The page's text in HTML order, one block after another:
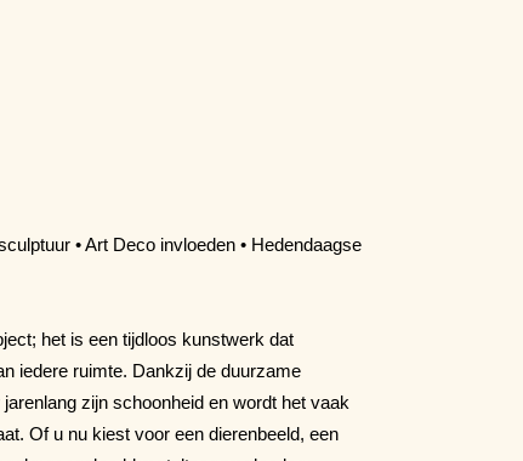
• Art Deco invloeden • Hedendaagse
het is een tijdloos kunstwerk dat
iedere ruimte. Dankzij de duurzame
zijn schoonheid en wordt het vaak
Of u nu kiest voor een dierenbeeld, een